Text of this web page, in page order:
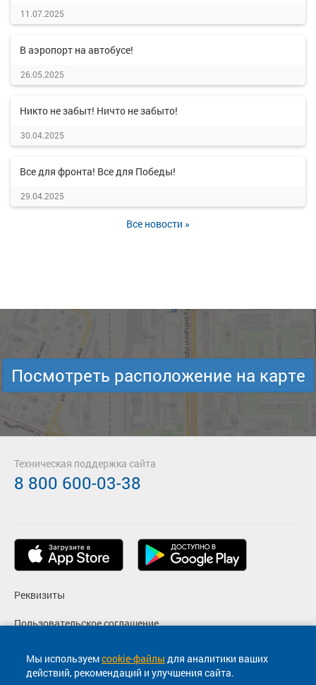
11.07.2025
В аэропорт на автобусе!
26.05.2025
Никто не забыт! Ничто не забыто!
30.04.2025
Все для фронта! Все для Победы!
29.04.2025
Все новости »
Мы используемcookie-файлы для аналитики ваших
действий, рекомендаций и улучшения сайта.
Посмотреть расположение на карте
Реквизиты
Пользовательское соглашение
Политика конфиденциальности
Согласие на маркетинговые сообщения
Техническая поддержка сайта
8 800 600-03-38